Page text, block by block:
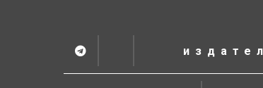
содержанию
Telegram
Vesbook